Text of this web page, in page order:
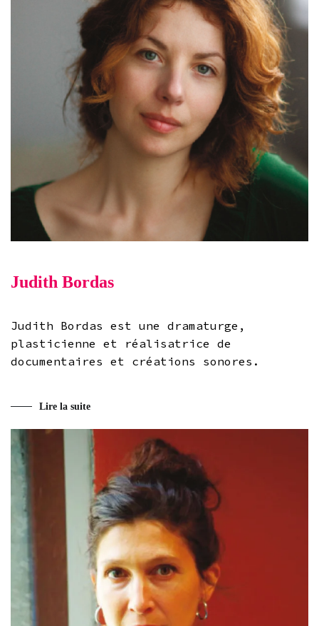
Judith Bordas
Judith Bordas est une dramaturge,
plasticienne et réalisatrice de
documentaires et créations sonores.
Lire la suite